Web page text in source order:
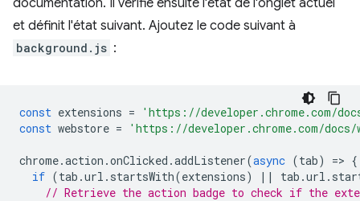
documentation. Il vérifie ensuite l'état de l'onglet actuel
et définit l'état suivant. Ajoutez le code suivant à
background.js :
const extensions =
'https://developer.chrome.com/
const webstore = 'https://developer.chrome.com/docs/
chrome.action .onClicked .addListener(async (tab) => {
if (tab .url . startsWith(extensions) || tab .url .
// Retrieve the action badge to check if the